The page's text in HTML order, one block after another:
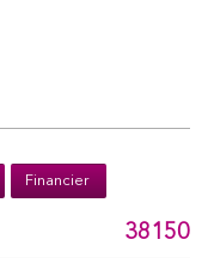
Financier
38150